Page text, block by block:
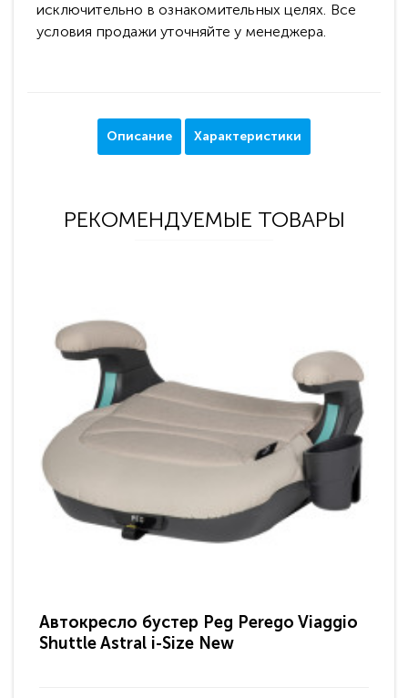
исключительно в ознакомительных целях. Все
условия продажи уточняйте у менеджера.
Описание Характеристики
РЕКОМЕНДУЕМЫЕ ТОВАРЫ
Автокресло бустер Peg Perego Viaggio
Shuttle Astral i-Size New